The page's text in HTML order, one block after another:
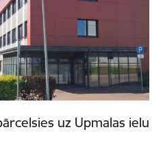
uz Upmalas ielu